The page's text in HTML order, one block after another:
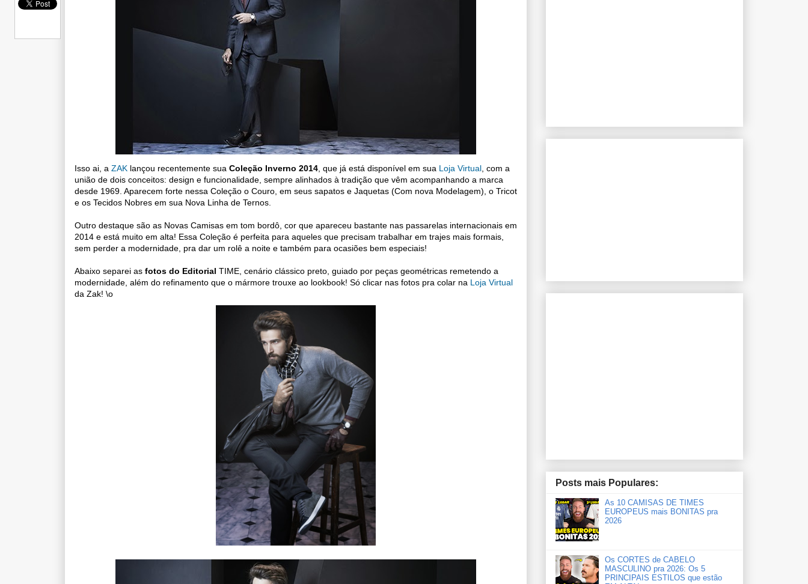
Isso ai, a ZAK lançou recentemente sua Coleção Inverno 2014 , que já está disponível em sua Loja Virtual , com a
união de dois conceitos: design e funcionalidade, sempre alinhados à tradição que vêm acompanhando a marca
desde 1969. Aparecem forte nessa Coleção o Couro, em seus sapatos e Jaquetas (Com nova Modelagem), o Tricot
e os Tecidos Nobres em sua Nova Linha de Ternos.
Outro destaque são as Novas Camisas em tom bordô, cor que apareceu bastante nas passarelas internacionais em
2014 e está muito em alta! Essa Coleção é perfeita para aqueles que precisam trabalhar em trajes mais formais,
sem perder a modernidade, pra dar um rolê a noite e também para ocasiões bem especiais!
Abaixo separei as fotos do Editorial TIME, cenário clássico preto, guiado por peças geométricas remetendo a
modernidade, além do refinamento que o mármore trouxe ao lookbook! Só clicar nas fotos pra colar na Loja Virtual
da Zak! \o
Posts mais Populares:
As 10 CAMISAS DE TIMES
EUROPEUS mais BONITAS pra
2026
Os CORTES de CABELO
MASCULINO pra 2026: Os 5
PRINCIPAIS ESTILOS que estão